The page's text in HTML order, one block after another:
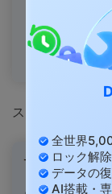
全世界
ロック解
データの
AI搭載・
ステップ3：注